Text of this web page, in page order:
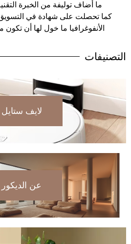
ما أضاف توليفة من الخبرة
كما تحصلت على شهادة في
الأنفوغرافيا ما خول لها أن
التصنيفات
لايف ستايل
عن الديكور